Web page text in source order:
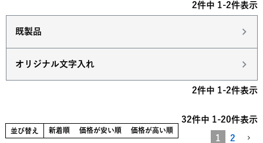
2件中 1-2件表示
既製品
オリジナル文字入れ
2件中 1 -2件表示
並び替え 新着順 価格が安い順 価格が高い順
32件中 1 -20件表示
1 2